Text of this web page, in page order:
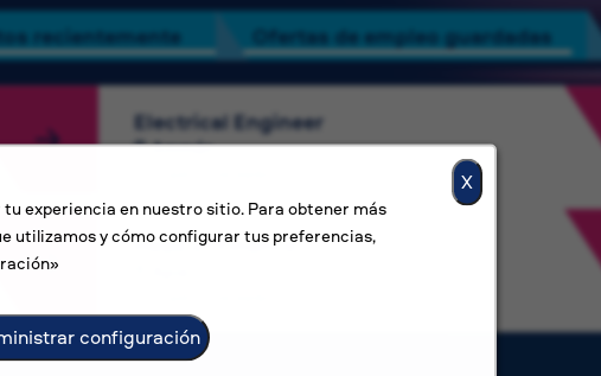
X
experiencia en nuestro sitio. Para obtener más
utilizamos y cómo configurar tus preferencias,
configuración
recientemente Ofertas de empleo guardadas
Electrical Engineer
Ammán
Head of Finance